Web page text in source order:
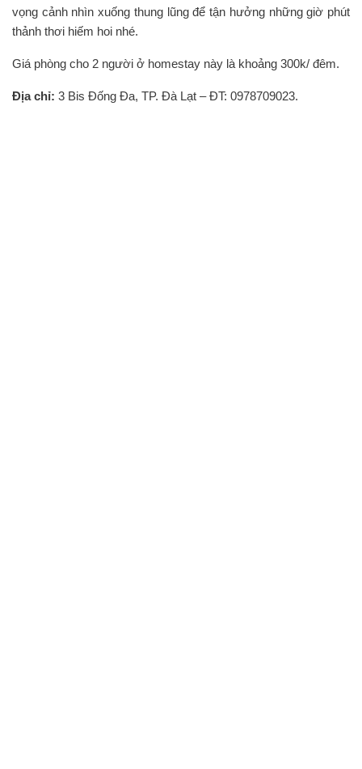
vọng cảnh nhìn xuống thung lũng để tận hưởng những giờ phút
thảnh thơi hiếm hoi nhé.
Giá phòng cho 2 người ở homestay này là khoảng 300k/ đêm.
Địa chỉ: 3 Bis Đống Đa, TP. Đà Lạt – ĐT: 0978709023.